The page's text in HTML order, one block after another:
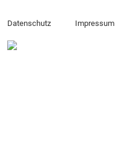
Datenschutz Impressum